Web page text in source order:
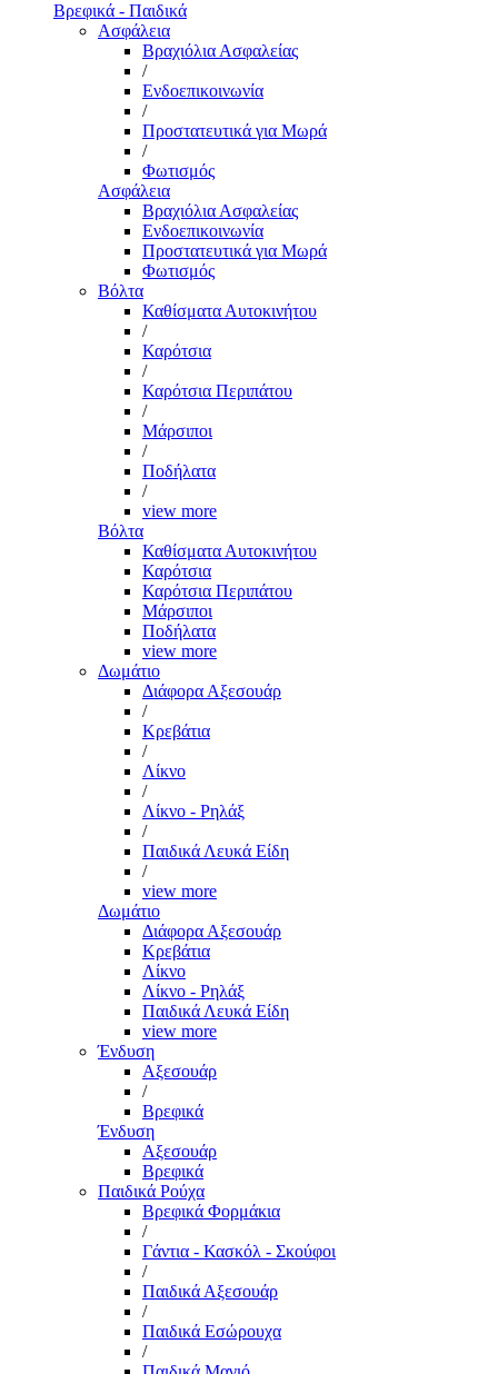
Βρεφικά - Παιδικά
Ασφάλεια
Βραχιόλια Ασφαλείας
/
Ενδοεπικοινωνία
/
Προστατευτικά για Μωρά
/
Φωτισμός
Ασφάλεια
Βραχιόλια Ασφαλείας
Ενδοεπικοινωνία
Προστατευτικά για Μωρά
Φωτισμός
Βόλτα
Καθίσματα Αυτοκινήτου
/
Καρότσια
/
Καρότσια Περιπάτου
/
Μάρσιποι
/
Ποδήλατα
/
view more
Βόλτα
Καθίσματα Αυτοκινήτου
Καρότσια
Καρότσια Περιπάτου
Μάρσιποι
Ποδήλατα
view more
Δωμάτιο
Διάφορα Αξεσουάρ
/
Κρεβάτια
/
Λίκνο
/
Λίκνο - Ρηλάξ
/
Παιδικά Λευκά Είδη
/
view more
Δωμάτιο
Διάφορα Αξεσουάρ
Κρεβάτια
Λίκνο
Λίκνο - Ρηλάξ
Παιδικά Λευκά Είδη
view more
Ένδυση
Αξεσουάρ
/
Βρεφικά
Ένδυση
Αξεσουάρ
Βρεφικά
Παιδικά Ρούχα
Βρεφικά Φορμάκια
/
Γάντια - Κασκόλ - Σκούφοι
/
Παιδικά Αξεσουάρ
/
Παιδικά Εσώρουχα
/